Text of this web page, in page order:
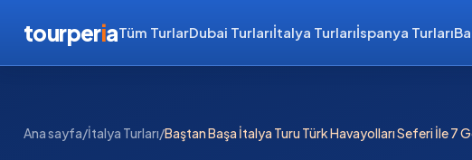
tourperiaTüm TurlarDubai Turlarıİtalya Turlarıİspanya Turları
Ana sayfa/İtalya Turları/Baştan Başa İtalya Turu Türk Havayolları Seferi İle 7